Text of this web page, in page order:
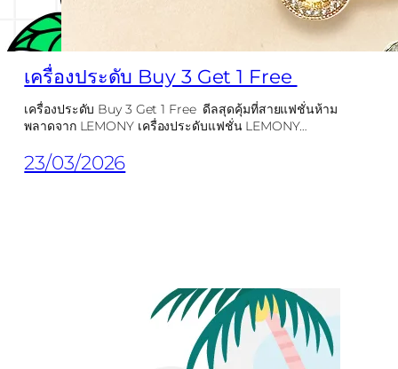
เครื่องประดับ Buy 3 Get 1 Free
เครื่องประดับ Buy 3 Get 1 Free ดีลสุดคุ้มที่สายแฟชั่นห้าม
พลาดจาก LEMONY เครื่องประดับแฟชั่น LEMONY…
23/03/2026